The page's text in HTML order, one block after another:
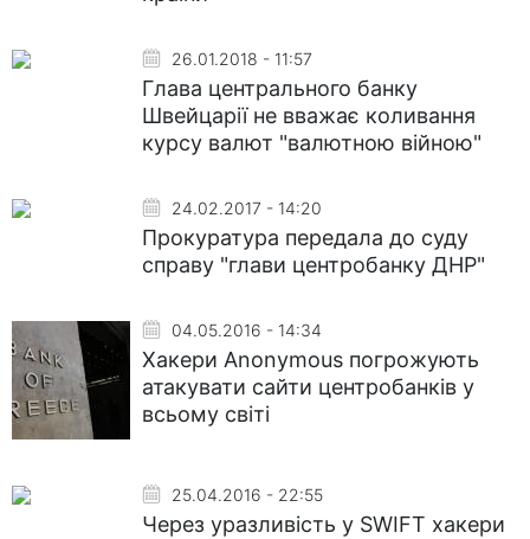
26.01.2018 - 11:57
Глава центрального банку
Швейцарії не вважає коливання
курсу валют "валютною війною"
24.02.2017 - 14:20
Прокуратура передала до суду
справу "глави центробанку ДНР"
04.05.2016 - 14:34
Хакери Anonymous погрожують
атакувати сайти центробанків у
всьому світі
25.04.2016 - 22:55
Через уразливість у SWIFT хакери